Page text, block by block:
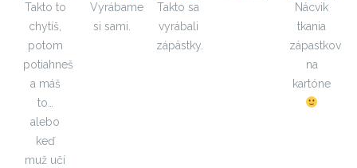
Takto to
chytíš,
potom
potiahneš
a máš
to…
alebo
keď
muž učí
Vyrábame
si sami.
Takto sa
vyrábali
zápästky.
Nácvik
tkania
zápastkov
na
kartóne